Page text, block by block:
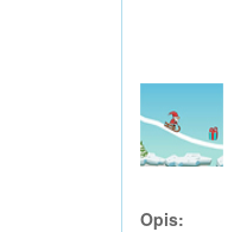
Opis: